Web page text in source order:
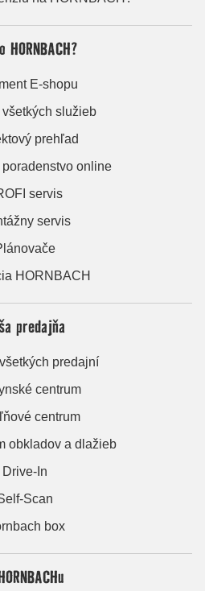
HORNBACH?
E-shopu
služieb
prehľad
poradenstvo online
servis
servis
HORNBACH
predajňa
predajní
centrum
centrum
obkladov a dlažieb
Drive-In
Scan
box